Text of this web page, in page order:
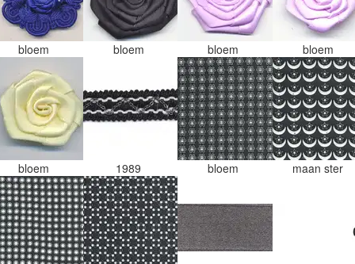
bloem bloem bloem bloem
bloem 1989 bloem maan ster